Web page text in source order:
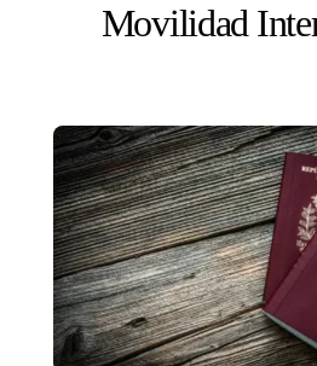
Movilidad